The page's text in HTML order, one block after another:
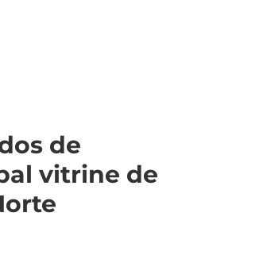
de
vitrine de